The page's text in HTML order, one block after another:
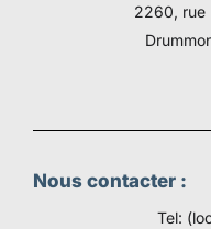
2260, rue
Nous contacter :
Tel: